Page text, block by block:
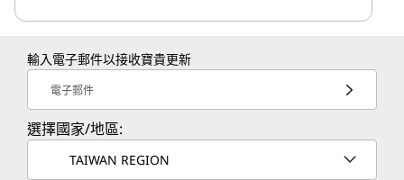
輸入電子郵件以接收寶貴更新
電子郵件
選擇國家/地區:
TAIWAN REGION